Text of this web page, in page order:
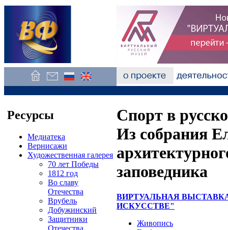
Ресурсы
Медиатека
Вернисажи
Художественная галерея
70 лет Победы
1812 год
Во славу
Отечества
Врубель
Добужинский
Защитники
Отечества
Спорт в
Из собрания
заповедника
ВИРТУАЛЬНАЯ
ИСКУССТВЕ"
Живопись